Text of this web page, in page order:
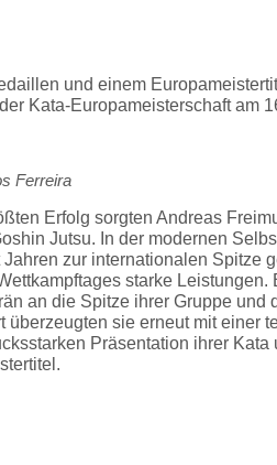
und einem
Kata-Europameisterschaft am
Ferreira
Erfolg sorgten Andreas
Jutsu. In der modernen
Jahren zur internationalen Spitze
starke
an die Spitze ihrer Gruppe und
überzeugten sie erneut mit einer
Präsentation ihrer